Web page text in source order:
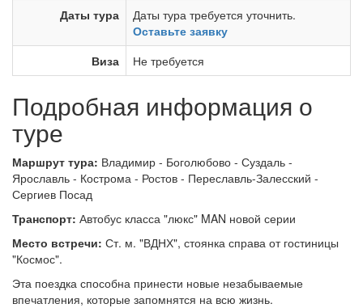
Даты тура
Даты тура требуется уточнить.
Оставьте заявку
Виза
Не требуется
Подробная информация о
туре
Маршрут тура: Владимир - Боголюбово - Суздаль -
Ярославль - Кострома - Ростов - Переславль-Залесский -
Сергиев Посад
Транспорт: Автобус класса "люкс" MAN новой серии
Место встречи: Ст. м. "ВДНХ", стоянка справа от гостиницы
"Космос".
Эта поездка способна принести новые незабываемые
впечатления, которые запомнятся на всю жизнь.